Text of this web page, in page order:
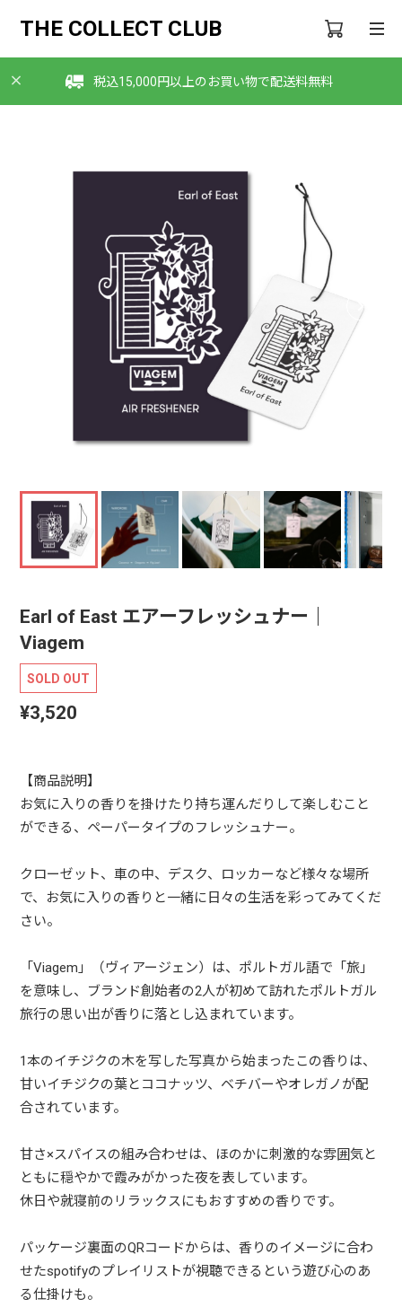
THE COLLECT CLUB
税込15,000円以上のお買い物で配送料無料
Earl of East エアーフレッシュナー｜
Viagem
¥3,520
SOLD OUT
【商品説明】
お気に入りの香りを掛けたり持ち運んだりして楽しむこと
ができる、ペーパータイプのフレッシュナー。
クローゼット、車の中、デスク、ロッカーなど様々な場所
で、お気に入りの香りと一緒に日々の生活を彩ってみてくだ
さい。
「Viagem」（ヴィアージェン）は、ポルトガル語で「旅」
を意味し、ブランド創始者の2人が初めて訪れたポルトガル
旅行の思い出が香りに落とし込まれています。
1本のイチジクの木を写した写真から始まったこの香りは、
甘いイチジクの葉とココナッツ、ベチバーやオレガノが配
合されています。
甘さ×スパイスの組み合わせは、ほのかに刺激的な雰囲気と
ともに穏やかで霞みがかった夜を表しています。
休日や就寝前のリラックスにもおすすめの香りです。
パッケージ裏面のQRコードからは、香りのイメージに合わ
せたspotifyのプレイリストが視聴できるという遊び心のあ
る仕掛けも。